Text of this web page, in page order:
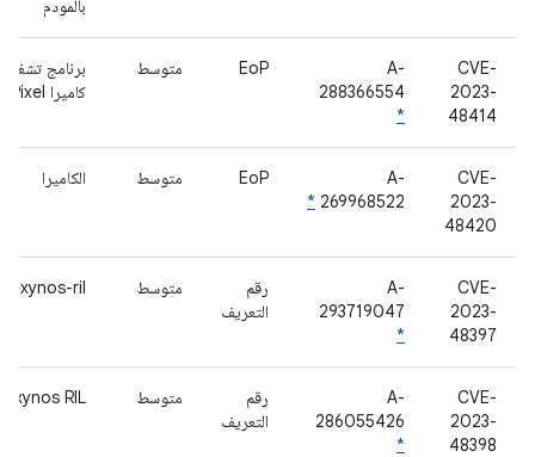
بالمودم
CVE-
2023-
48414
A-
288366554
*
EoP متوسط
برنامج تشغيل
كاميرا Pixel
CVE-
2023-
48420
A-
269968522
*
EoP متوسط الكاميرا
CVE-
2023-
48397
A-
293719047
*
رقم
التعريف
متوسط exynos-ril
CVE-
2023-
48398
A-
286055426
*
رقم
التعريف
متوسط Exynos RIL